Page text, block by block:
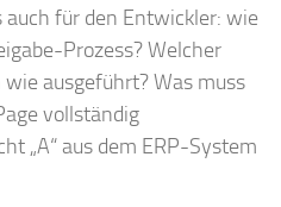
für den Entwickler: wie
Prozess? Welcher
ausgeführt? Was muss
vollständig
„A“ aus dem ERP-System